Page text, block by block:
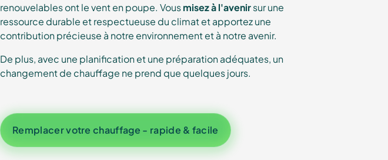
renouvelables ont le vent en poupe. Vousmisez à l'avenirsur une
ressource durable et respectueuse du climat et apportez une
contribution précieuse à notre environnement et à notre avenir.
De plus, avec une planification et une préparation adéquates, un
changement de chauffage ne prend que quelques jours.
Remplacer votre chauffage - rapide & facile